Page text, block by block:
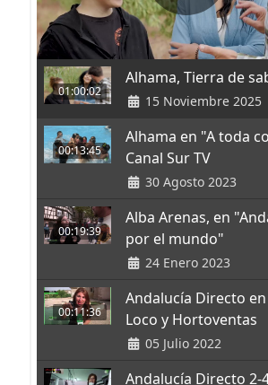
01:00:02
Alhama, Tierra de
15 Noviembre 2025
00:13:45
Alhama en "A toda
Canal Sur TV
30 Agosto 2023
00:19:39
Alba Arenas, en
por el mundo"
24 Enero 2023
00:11:36
Andalucía Directo
Loco y Hortoventas
05 Julio 2022
Andalucía Directo 2-